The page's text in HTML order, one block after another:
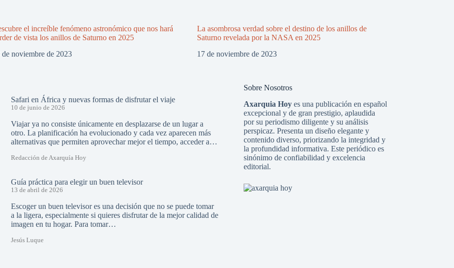
el increíble fenómeno astronómico que nos hará
de vista los anillos de Saturno en 2025
de noviembre de 2023
La asombrosa verdad sobre el destino de los anillos de
Saturno revelada por la NASA en 2025
17 de noviembre de 2023
Safari en África y nuevas formas de disfrutar el viaje
10 de junio de 2026
Viajar ya no consiste únicamente en desplazarse de un lugar a
otro. La planificación ha evolucionado y cada vez aparecen más
alternativas que permiten aprovechar mejor el tiempo, acceder a…
Redacción de Axarquía Hoy
Guía práctica para elegir un buen televisor
13 de abril de 2026
Escoger un buen televisor es una decisión que no se puede tomar
a la ligera, especialmente si quieres disfrutar de la mejor calidad de
imagen en tu hogar. Para tomar…
Jesús Luque
Sobre Nosotros
Axarquia Hoyes una publicación en español
excepcional y de gran prestigio, aplaudida
por su periodismo diligente y su análisis
perspicaz. Presenta un diseño elegante y
contenido diverso, priorizando la integridad y
la profundidad informativa. Este periódico es
sinónimo de confiabilidad y excelencia
editorial.